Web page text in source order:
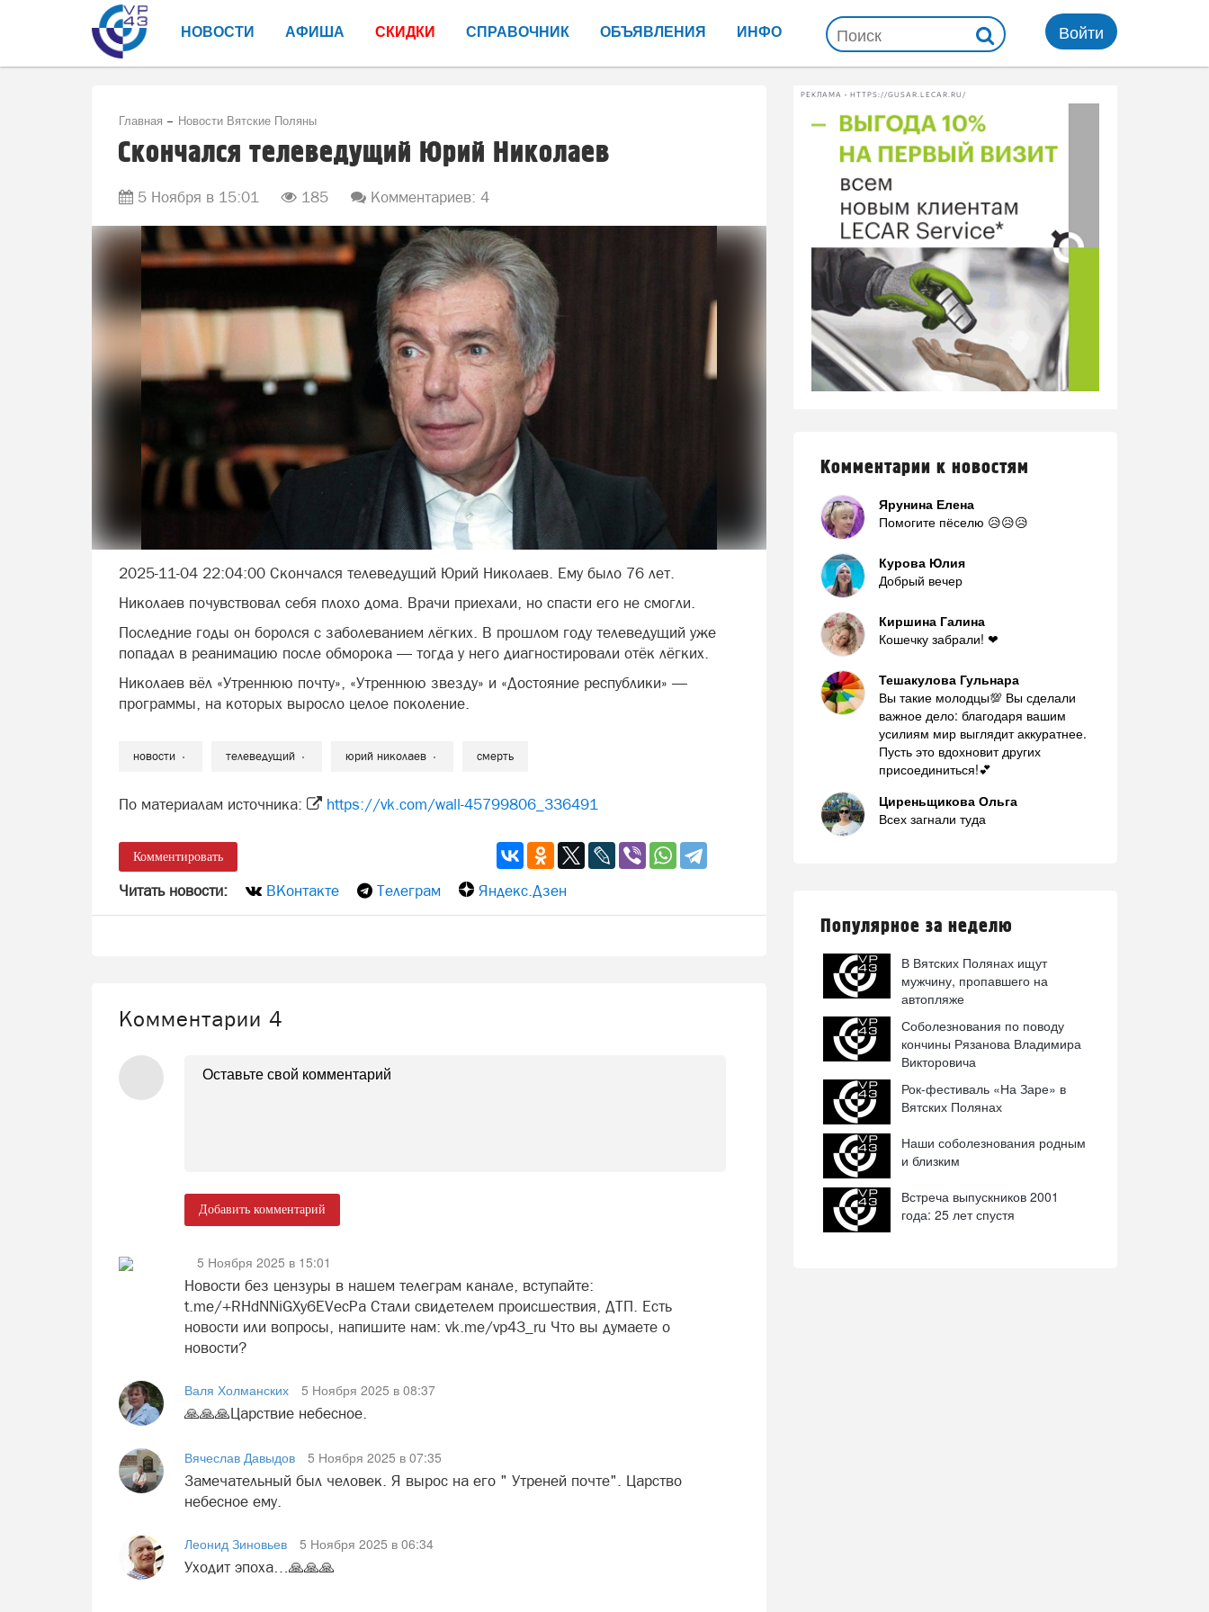
НОВОСТИ АФИША СКИДКИ СПРАВОЧНИК ОБЪЯВЛЕНИЯ ИНФО Войти
Главная Новости Вятские Поляны
Скончался телеведущий Юрий Николаев
5 Ноября в 15:01 185 Комментариев: 4
2025-11-04 22:04:00 Скончался телеведущий Юрий Николаев. Ему было 76 лет.
Николаев почувствовал себя плохо дома. Врачи приехали, но спасти его не смогли.
Последние годы он боролся с заболеванием лёгких. В прошлом году телеведущий уже
попадал в реанимацию после обморока — тогда у него диагностировали отёк лёгких.
Николаев вёл «Утреннюю почту», «Утреннюю звезду» и «Достояние республики» —
программы, на которых выросло целое поколение.
новости телеведущий юрий николаев смерть
По материалам источника: https://vk.com/wall-45799806_336491
Комментировать
Читать новости: ВКонтакте Телеграм Яндекс.Дзен
Комментарии 4
Добавить комментарий
5 Ноября 2025 в 15:01
Новости без цензуры в нашем телеграм канале, вступайте:
t.me/+RHdNNiGXy6EVecPa Стали свидетелем происшествия, ДТП. Есть
новости или вопросы, напишите нам: vk.me/vp43_ru Что вы думаете о
новости?
Валя Холманских
5 Ноября 2025 в 08:37
🙏🙏🙏Царствие небесное.
Вячеслав Давыдов
5 Ноября 2025 в 07:35
Замечательный был человек. Я вырос на его " Утреней почте". Царство
небесное ему.
Леонид Зиновьев
5 Ноября 2025 в 06:34
Уходит эпоха…🙏🙏🙏
РЕКЛАМА • HTTPS://GUSAR.LECAR.RU/
Комментарии к новостям
Ярунина Елена
Помогите пёселю 😥😥😥
Курова Юлия
Добрый вечер
Киршина Галина
Кошечку забрали! ❤
Тешакулова Гульнара
Вы такие молодцы💯 Вы сделали
важное дело: благодаря вашим
усилиям мир выглядит аккуратнее.
Пусть это вдохновит других
присоединиться!💕
Циреньщикова Ольга
Всех загнали туда
Популярное за неделю
В Вятских Полянах ищут
мужчину, пропавшего на
автопляже
Соболезнования по поводу
кончины Рязанова Владимира
Викторовича
Рок-фестиваль «На Заре» в
Вятских Полянах
Наши соболезнования родным
и близким
Встреча выпускников 2001
года: 25 лет спустя